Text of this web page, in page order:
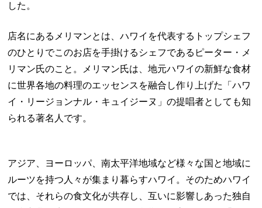
した。
店名にあるメリマンとは、ハワイを代表するトップシェフ
のひとりでこのお店を手掛けるシェフであるピーター・メ
リマン氏のこと。メリマン氏は、地元ハワイの新鮮な食材
に世界各地の料理のエッセンスを融合し作り上げた「ハワ
イ・リージョンナル・キュイジーヌ」の提唱者としても知
られる著名人です。
アジア、ヨーロッパ、南太平洋地域など様々な国と地域に
ルーツを持つ人々が集まり暮らすハワイ。そのためハワイ
では、それらの食文化が共存し、互いに影響しあった独自